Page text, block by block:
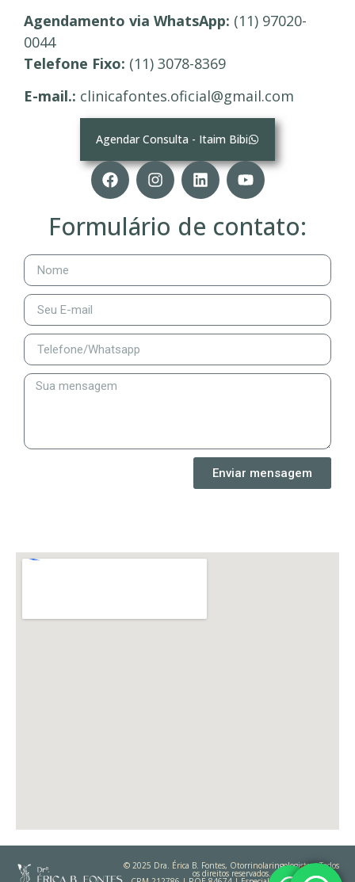
Agendamento via WhatsApp: (11) 97020-
0044
Telefone Fixo: (11) 3078-8369
E-mail.: clinicafontes.oficial@gmail.com
Agendar Consulta - Itaim Bibi
Formulário de contato:
Enviar mensagem
© 2025 Dra. Érica B. Fontes, Otorrinolaringologista – Todos
os direitos reservados.